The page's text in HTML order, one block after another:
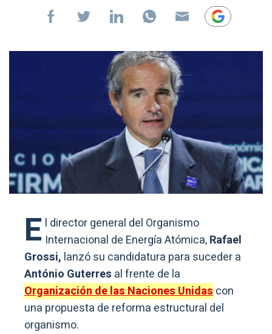
E l director general del Organismo
Internacional de Energía Atómica,Rafael
Grossi, lanzó su candidatura para suceder a
António Guterres al frente de la
Organización de las Naciones Unidascon
una propuesta de reforma estructural del
organismo.